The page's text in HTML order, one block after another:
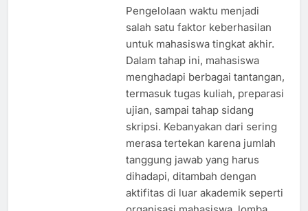
Pengelolaan waktu menjadi
salah satu faktor keberhasilan
untuk mahasiswa tingkat akhir.
Dalam tahap ini, mahasiswa
menghadapi berbagai tantangan,
termasuk tugas kuliah, preparasi
ujian, sampai tahap sidang
skripsi. Kebanyakan dari sering
merasa tertekan karena jumlah
tanggung jawab yang harus
dihadapi, ditambah dengan
aktifitas di luar akademik seperti